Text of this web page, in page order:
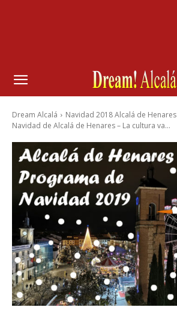
Dream Alcalá Navidad 2018 Alcalá de Henares
Navidad de Alcalá de Henares – La cultura va...